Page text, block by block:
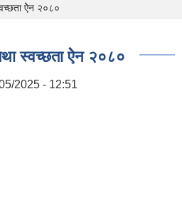
ऐेन २०८०
स्वच्छता ऐेन २०८०
2025 - 12:51